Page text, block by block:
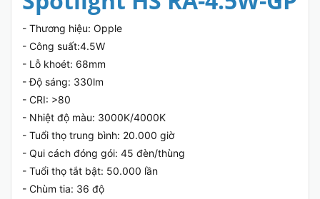
- Thương hiệu: Opple
- Công suất:4.5W
- Lỗ khoét: 68mm
- Độ sáng: 330lm
- CRI: >80
- Nhiệt độ màu: 3000K/4000K
- Tuổi thọ trung bình: 20.000 giờ
- Qui cách đóng gói: 45 đèn/thùng
- Tuổi thọ tắt bật: 50.000 lần
- Chùm tia: 36 độ